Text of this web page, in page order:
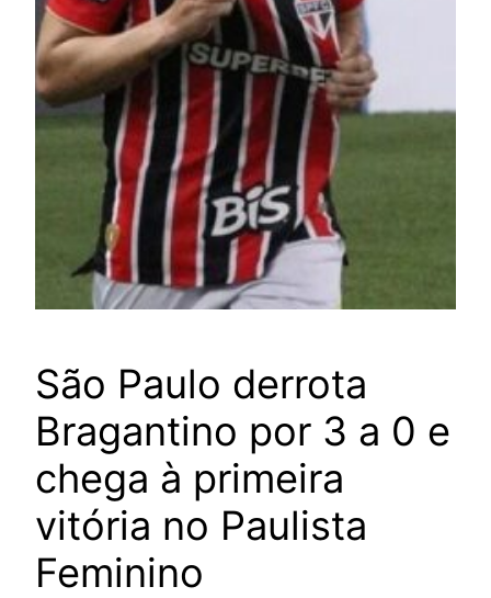
São Paulo derrota
Bragantino por 3 a 0 e
chega à primeira
vitória no Paulista
Feminino